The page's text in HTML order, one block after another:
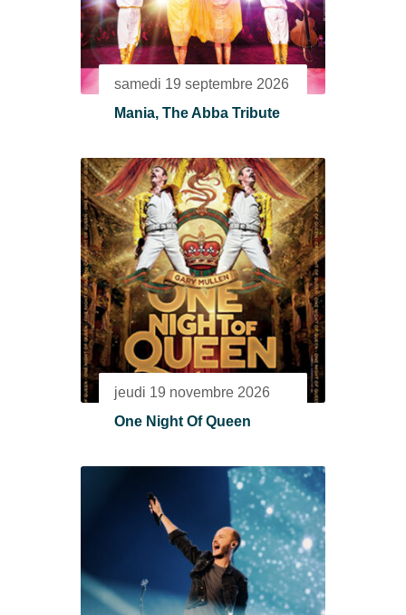
samedi 19 septembre 2026
Mania, The Abba Tribute
jeudi 19 novembre 2026
One Night Of Queen